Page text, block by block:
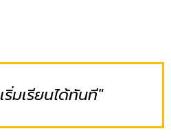
มเรียนได้ทันที"